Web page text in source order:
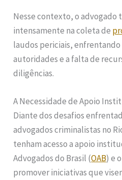
Nesse contexto, o advogado
intensamente na coleta de
laudos periciais, enfrentando
autoridades e a falta de
diligências.
A Necessidade de Apoio
Diante dos desafios
advogados criminalistas no
tenham acesso a apoio
Advogados do Brasil (OAB) e
promover iniciativas que